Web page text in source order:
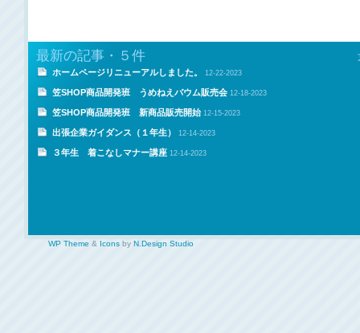
最新の記事・５件
ホームページリニューアルしました。 12-22-2023
笠SHOP商品開発班 うめねえバウム販売会 12-18-2023
笠SHOP商品開発班 新商品販売開始 12-15-2023
出張企業ガイダンス（１年生） 12-14-2023
３年生 着こなしマナー講座 12-14-2023
WP Theme & Icons by N.Design Studio